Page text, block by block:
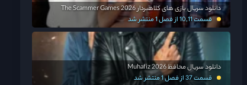
دانلود سریال بازی های کلاهبردار The Scammer Games 2026
قسمت 10,11 از فصل 1 منتشر شد
دانلود سریال محافظ Muhafiz 2026
قسمت 37 از فصل 1 منتشر شد